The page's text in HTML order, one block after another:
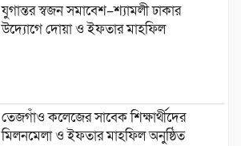
যুগান্তর স্বজন সমাবেশ–শ্যামলী ঢাকার
উদ্যোগে দোয়া ও ইফতার মাহফিল
তেজগাঁও কলেজের সাবেক শিক্ষার্থীদের
মিলনমেলা ও ইফতার মাহফিল অনুষ্ঠিত